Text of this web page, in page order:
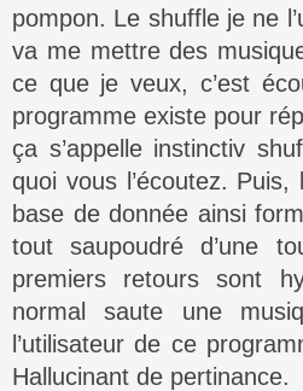
pompon. Le shuffle je ne
va me mettre des
ce que je veux, c’est
programme existe pour
ça s’appelle instinctiv
quoi vous l’écoutez.
base de donnée ainsi
tout saupoudré d’une
premiers retours sont
normal saute une
l’utilisateur de ce
Hallucinant de pertinance.